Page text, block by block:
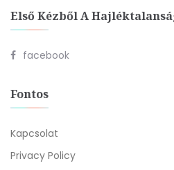
Első Kézből A
facebook
Fontos
Kapcsolat
Privacy Policy